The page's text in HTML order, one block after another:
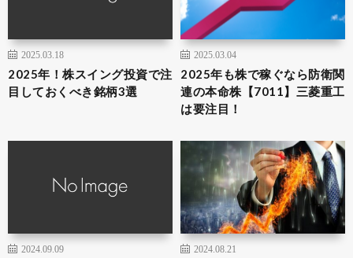
2025.03.18
2025年！株スイング投資で注
目しておくべき銘柄3選
2025.03.04
2025年も株で稼ぐなら防衛関
連の本命株【7011】三菱重工
は要注目！
2024.09.09 2024.08.21